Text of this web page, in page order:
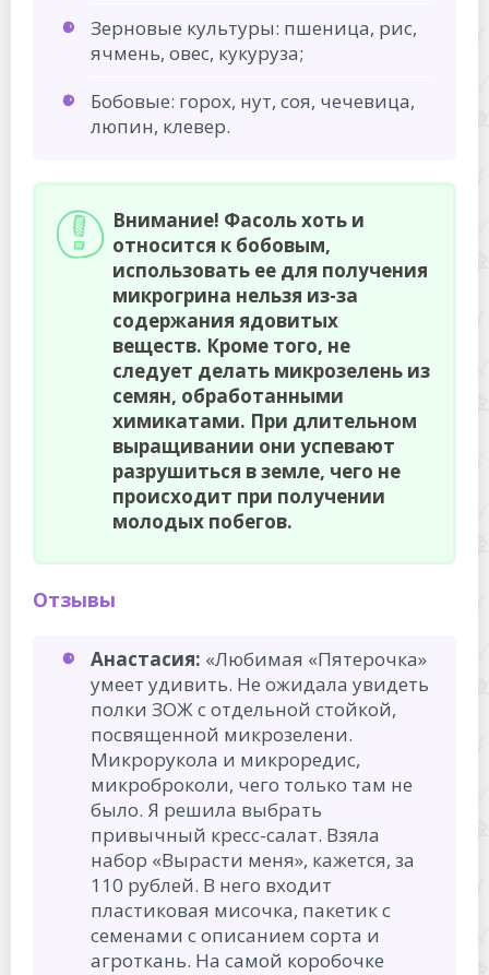
Зерновые культуры: пшеница, рис,
ячмень, овес, кукуруза;
Бобовые: горох, нут, соя, чечевица,
люпин, клевер.
Внимание! Фасоль хоть и
относится к бобовым,
использовать ее для получения
микрогрина нельзя из-за
содержания ядовитых
веществ. Кроме того, не
следует делать микрозелень из
семян, обработанными
химикатами. При длительном
выращивании они успевают
разрушиться в земле, чего не
происходит при получении
молодых побегов.
Отзывы
Анастасия: «Любимая «Пятерочка»
умеет удивить. Не ожидала увидеть
полки ЗОЖ с отдельной стойкой,
посвященной микрозелени.
Микрорукола и микроредис,
микроброколи, чего только там не
было. Я решила выбрать
привычный кресс-салат. Взяла
набор «Вырасти меня», кажется, за
110 рублей. В него входит
пластиковая мисочка, пакетик с
семенами с описанием сорта и
агроткань. На самой коробочке